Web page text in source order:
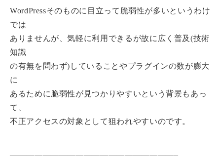
WordPressそのものに目立って脆弱性が多いというわけ
では
ありませんが、気軽に利用できるが故に広く普及(技術
知識
の有無を問わず)していることやプラグインの数が膨大
に
あるために脆弱性が見つかりやすいという背景もあっ
て、
不正アクセスの対象として狙われやすいのです。
————————————————————–